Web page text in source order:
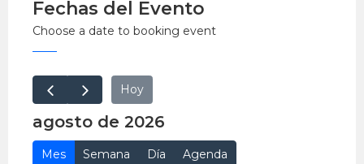
Fechas del Evento
Choose a date to booking event
Hoy
agosto de 2026
Mes Semana Día Agenda